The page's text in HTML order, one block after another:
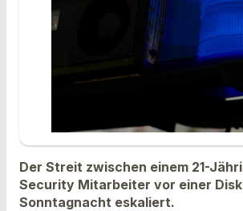
Der Streit zwischen einem 21-
Security Mitarbeiter vor einer
Sonntagnacht eskaliert.